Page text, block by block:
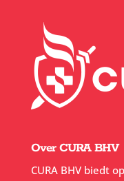
Over CURA BHV
CURA BHV biedt